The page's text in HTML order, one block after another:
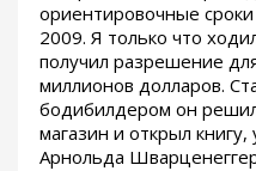
ориентировочные
2009. Я только что
получил разрешение
миллионов долларов.
бодибилдером он
магазин и открыл
Арнольда